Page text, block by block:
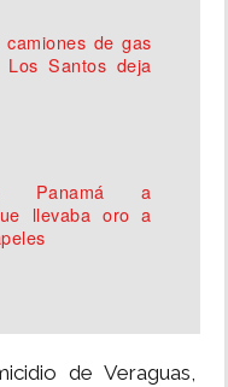
de gas
Santos deja
Panamá a
llevaba oro a
de Veraguas,